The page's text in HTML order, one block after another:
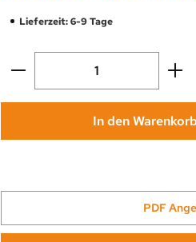
Lieferzeit: 6-9 Tage
Produkt Anzahl: Gib
In den
PDF